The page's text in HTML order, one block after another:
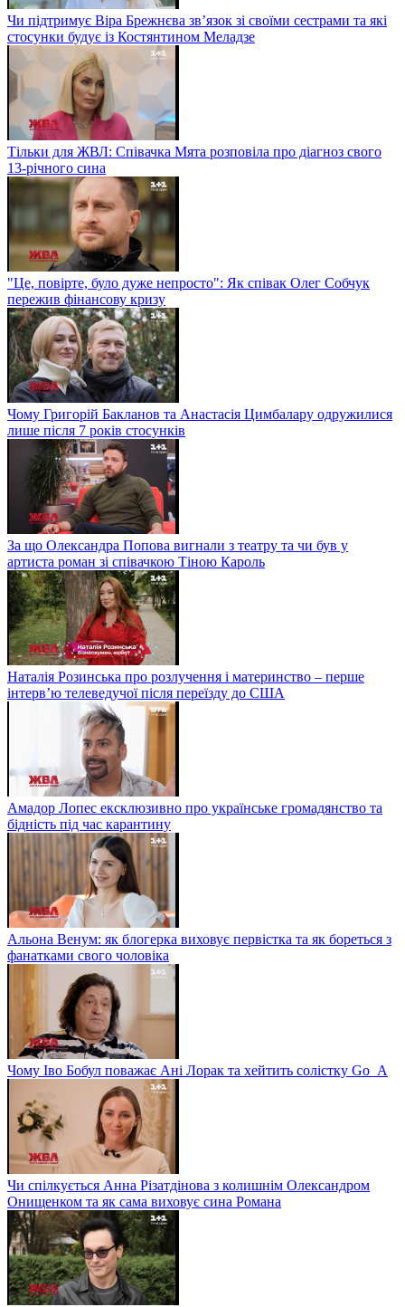
Чи підтримує Віра Брежнєва зв’язок зі своїми сестрами та які
стосунки будує із Костянтином Меладзе
Тільки для ЖВЛ: Співачка Мята розповіла про діагноз свого
13-річного сина
"Це, повірте, було дуже непросто": Як співак Олег Собчук
пережив фінансову кризу
Чому Григорій Бакланов та Анастасія Цимбалару одружилися
лише після 7 років стосунків
За що Олександра Попова вигнали з театру та чи був у
артиста роман зі співачкою Тіною Кароль
Наталія Розинська про розлучення і материнство – перше
інтерв’ю телеведучої після переїзду до США
Амадор Лопес ексклюзивно про українське громадянство та
бідність під час карантину
Альона Венум: як блогерка виховує первістка та як бореться з
фанатками свого чоловіка
Чому Іво Бобул поважає Ані Лорак та хейтить солістку Go_A
Чи спілкується Анна Різатдінова з колишнім Олександром
Онищенком та як сама виховує сина Романа